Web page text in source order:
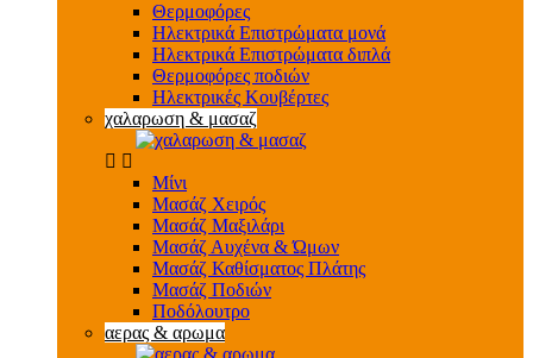
Θερμοφόρες
Ηλεκτρικά Επιστρώματα μονά
Ηλεκτρικά Επιστρώματα διπλά
Θερμοφόρες ποδιών
Ηλεκτρικές Κουβέρτες
χαλαρωση & μασαζ
Μίνι
Μασάζ Χειρός
Μασάζ Μαξιλάρι
Μασάζ Αυχένα & Ώμων
Μασάζ Καθίσματος Πλάτης
Μασάζ Ποδιών
Ποδόλουτρο
αερας & αρωμα